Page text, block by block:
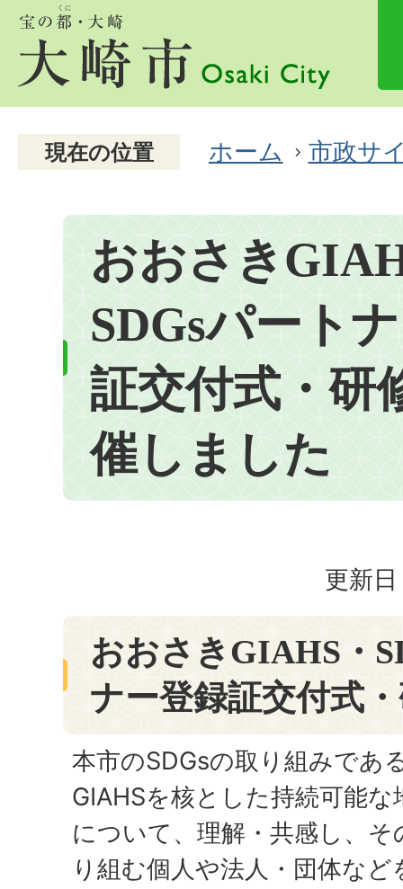
現在の位置 ホーム 市政サ
おおさき
SDGsパート
証交付式・研
催しました
更新
おおさきGIAHS・
ナー登録証交付式
本市のSDGsの取り組みであ
GIAHSを核とした持続可能
について、理解・共感し、
り組む個人や法人・団体な